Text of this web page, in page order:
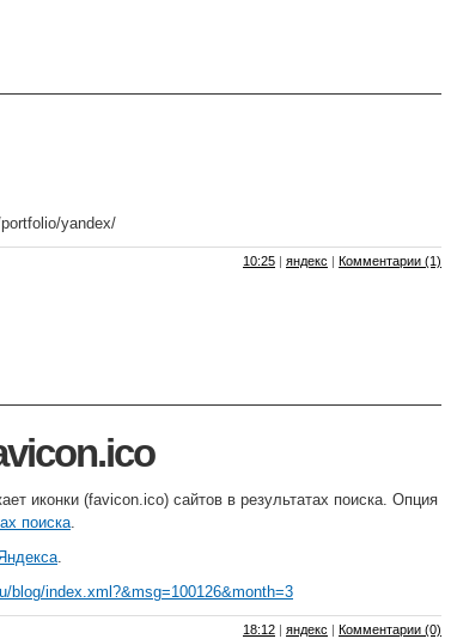
yandex/
10:25 | яндекс | Комментарии (1)
иконки (favicon.ico) сайтов в результатах поиска. Опция
поиска.
.
blog/index.xml?&msg=100126&month=3
18:12 | яндекс | Комментарии (0)